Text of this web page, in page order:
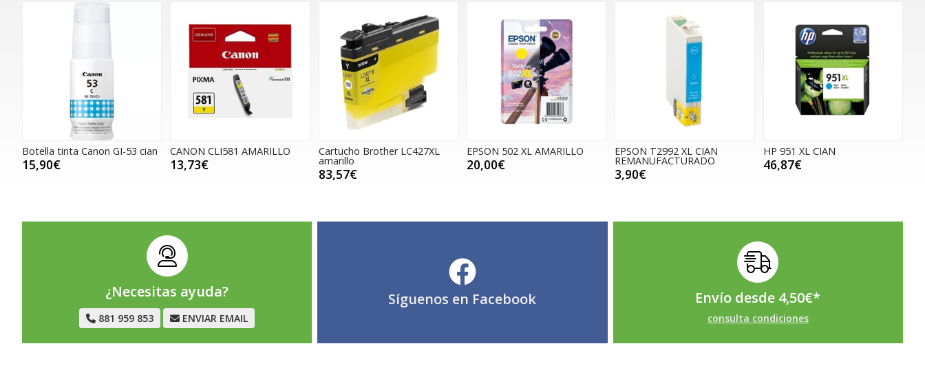
Botella tinta Canon GI-53 cian
15,90€
CANON CLI581 AMARILLO
13,73€
Cartucho Brother LC427XL
amarillo
83,57€
EPSON 502 XL AMARILLO
20,00€
EPSON T2992 XL CIAN
REMANUFACTURADO
3,90€
HP 951 XL CIAN
46,87€
¿Necesitas ayuda?
881 959 853 ENVIAR EMAIL
Síguenos en Facebook Envío desde 4,50€*
consulta condiciones